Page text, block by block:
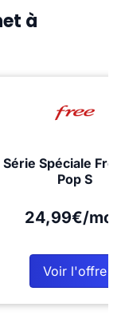
à
Série Spéciale
Pop S
24,99€/
Voir l'offre